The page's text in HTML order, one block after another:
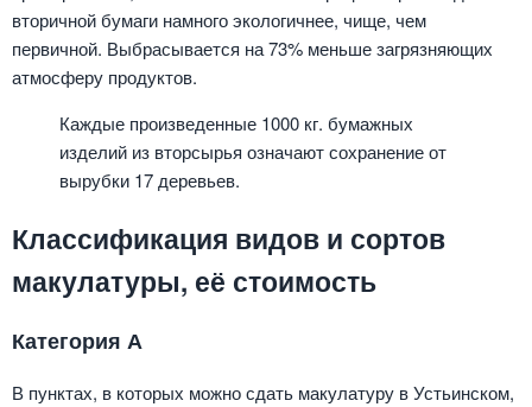
вторичной бумаги намного экологичнее, чище, чем
первичной. Выбрасывается на 73% меньше загрязняющих
атмосферу продуктов.
Каждые произведенные 1000 кг. бумажных
изделий из вторсырья означают сохранение от
вырубки 17 деревьев.
Классификация видов и сортов
макулатуры, её стоимость
Категория А
В пунктах, в которых можно сдать макулатуру в Устьинском,